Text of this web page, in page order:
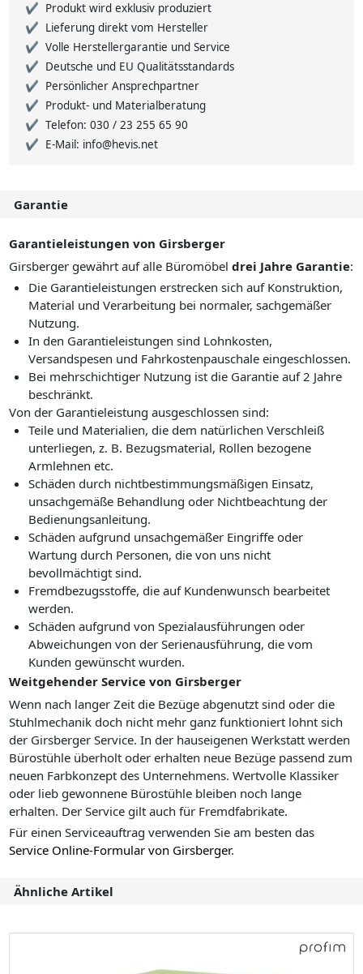
Produkt wird exklusiv produziert
Lieferung direkt vom Hersteller
Volle Herstellergarantie und Service
Deutsche und EU Qualitätsstandards
Persönlicher Ansprechpartner
Produkt- und Materialberatung
Telefon: 030 / 23 255 65 90
E-Mail: info@hevis.net
Garantie
Garantieleistungen von Girsberger
Girsberger gewährt auf alle Büromöbeldrei Jahre Garantie:
Die Garantieleistungen erstrecken sich auf Konstruktion,
Material und Verarbeitung bei normaler, sachgemäßer
Nutzung.
In den Garantieleistungen sind Lohnkosten,
Versandspesen und Fahrkostenpauschale eingeschlossen.
Bei mehrschichtiger Nutzung ist die Garantie auf 2 Jahre
beschränkt.
Von der Garantieleistung ausgeschlossen sind:
Teile und Materialien, die dem natürlichen Verschleiß
unterliegen, z. B. Bezugsmaterial, Rollen bezogene
Armlehnen etc.
Schäden durch nichtbestimmungsmäßigen Einsatz,
unsachgemäße Behandlung oder Nichtbeachtung der
Bedienungsanleitung.
Schäden aufgrund unsachgemäßer Eingriffe oder
Wartung durch Personen, die von uns nicht
bevollmächtigt sind.
Fremdbezugsstoffe, die auf Kundenwunsch bearbeitet
werden.
Schäden aufgrund von Spezialausführungen oder
Abweichungen von der Serienausführung, die vom
Kunden gewünscht wurden.
Weitgehender Service von Girsberger
Wenn nach langer Zeit die Bezüge abgenutzt sind oder die
Stuhlmechanik doch nicht mehr ganz funktioniert lohnt sich
der Girsberger Service. In der hauseigenen Werkstatt werden
Bürostühle überholt oder erhalten neue Bezüge passend zum
neuen Farbkonzept des Unternehmens. Wertvolle Klassiker
oder lieb gewonnene Bürostühle bleiben noch lange
erhalten. Der Service gilt auch für Fremdfabrikate.
Für einen Serviceauftrag verwenden Sie am besten das
Service Online-Formular von Girsberger.
Ähnliche Artikel